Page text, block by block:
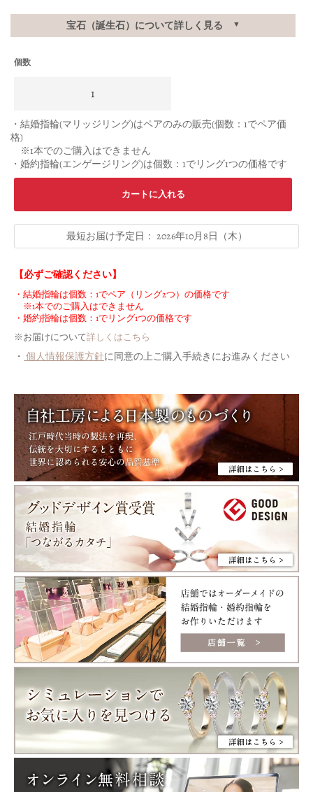
宝石（誕生石）について詳しく見る ▼
Selection will add
個数
・結婚指輪(マリッジリング)はペアのみの販売(個数：1でペア価
格)
※1本でのご購入はできません
・婚約指輪(エンゲージリング)は個数：1でリング1つの価格です
カートに入れる
最短お届け予定日： 2026年10月8日（木）
【必ずご確認ください】
・結婚指輪は個数：1でペア（リング2つ）の価格です
※1本でのご購入はできません
・婚約指輪は個数：1でリング1つの価格です
※お届けについて詳しくはこちら
・ 個人情報保護方針に同意の上ご購入手続きにお進みください